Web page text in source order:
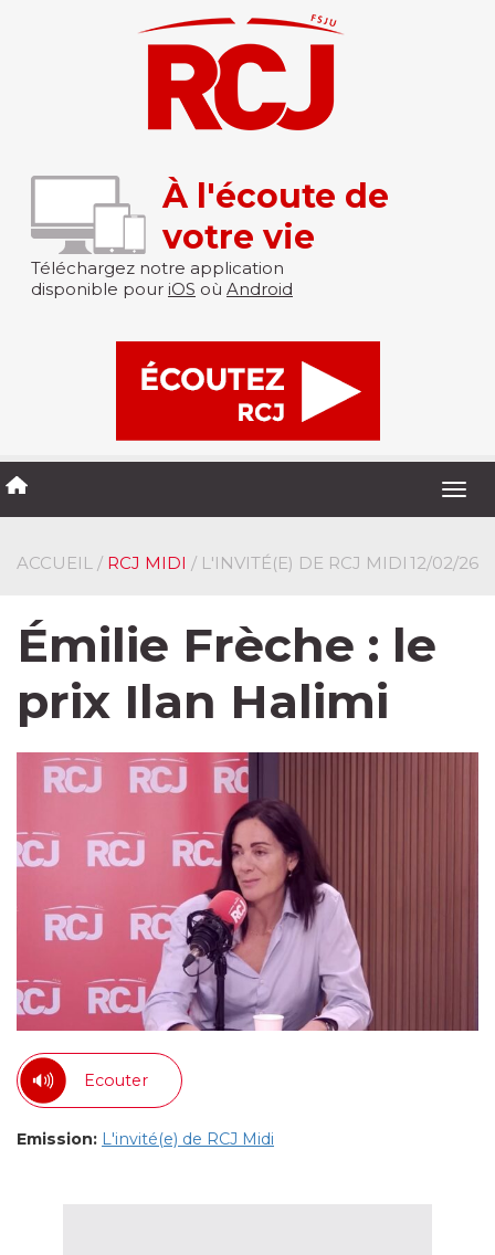
À l'écoute de
votre vie
Téléchargez notre application
disponible pour iOS où Android
ACCUEIL / RCJ MIDI / L'INVITÉ(E) DE RCJ MIDI 12/02/26
Émilie Frèche : le
prix Ilan Halimi
Ecouter
Emission: L'invité(e) de RCJ Midi